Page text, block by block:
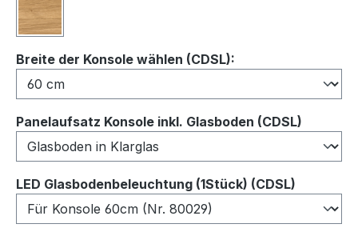
Wildeiche
Breite der Konsole wählen (CDSL):
Panelaufsatz Konsole inkl. Glasboden (CDSL)
LED Glasbodenbeleuchtung (1Stück) (CDSL)